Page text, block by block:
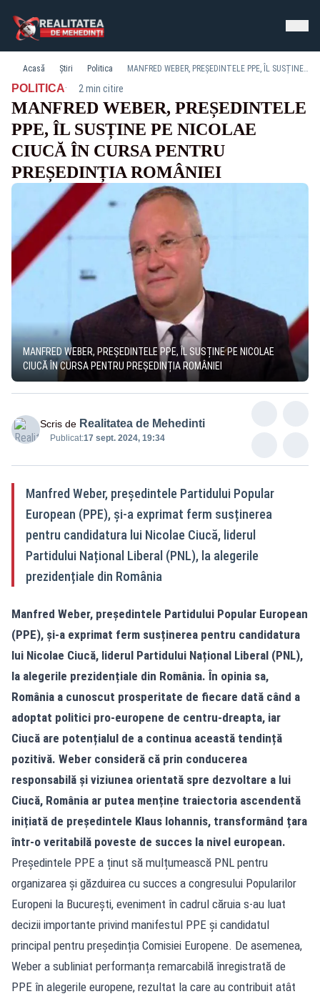
Acasă Știri Politica MANFRED WEBER, PREȘEDINTELE PPE, ÎL SUSȚINE PE NICOLAE CIUCĂ ÎN CURSA PENTRU PREȘEDINȚIA ROMÂNIEI
POLITICA· 2 min citire
MANFRED WEBER, PREȘEDINTELE
PPE, ÎL SUSȚINE PE NICOLAE
CIUCĂ ÎN CURSA PENTRU
PREȘEDINȚIA ROMÂNIEI
MANFRED WEBER, PREȘEDINTELE PPE, ÎL SUSȚINE PE NICOLAE
CIUCĂ ÎN CURSA PENTRU PREȘEDINȚIA ROMÂNIEI
Scris de Realitatea de Mehedinti
Publicat:17 sept. 2024, 19:34
Manfred Weber, președintele Partidului Popular
European (PPE), și-a exprimat ferm susținerea
pentru candidatura lui Nicolae Ciucă, liderul
Partidului Național Liberal (PNL), la alegerile
prezidențiale din România
Manfred Weber, președintele Partidului Popular European
(PPE), și-a exprimat ferm susținerea pentru candidatura
lui Nicolae Ciucă, liderul Partidului Național Liberal (PNL),
la alegerile prezidențiale din România. În opinia sa,
România a cunoscut prosperitate de fiecare dată când a
adoptat politici pro-europene de centru-dreapta, iar
Ciucă are potențialul de a continua această tendință
pozitivă. Weber consideră că prin conducerea
responsabilă și viziunea orientată spre dezvoltare a lui
Ciucă, România ar putea menține traiectoria ascendentă
inițiată de președintele Klaus Iohannis, transformând țara
într-o veritabilă poveste de succes la nivel european.
Președintele PPE a ținut să mulțumească PNL pentru
organizarea și găzduirea cu succes a congresului Popularilor
Europeni la București, eveniment în cadrul căruia s-au luat
decizii importante privind manifestul PPE și candidatul
principal pentru președinția Comisiei Europene. De asemenea,
Weber a subliniat performanța remarcabilă înregistrată de
PPE în alegerile europene, rezultat la care au contribuit atât